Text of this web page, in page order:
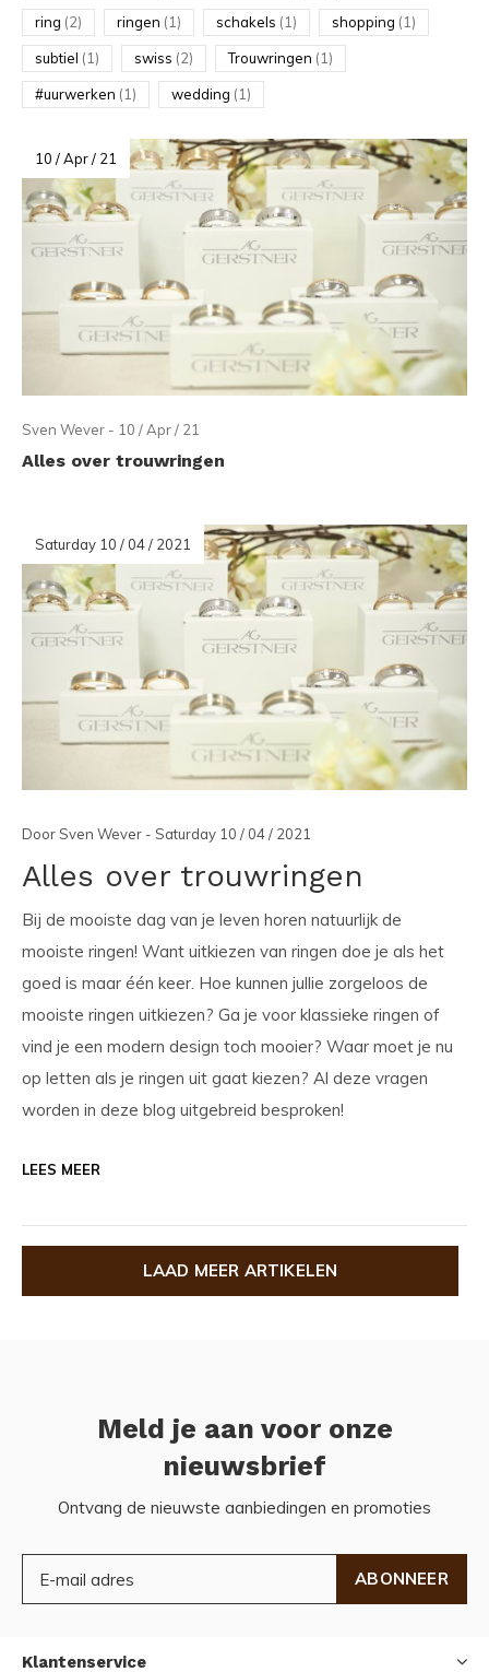
ring (2) ringen (1) schakels (1) shopping (1)
subtiel (1) swiss (2) Trouwringen (1)
#uurwerken (1) wedding (1)
10 / Apr / 21
Sven Wever - 10 / Apr / 21
Alles over trouwringen
Saturday 10 / 04 / 2021
Door Sven Wever - Saturday 10 / 04 / 2021
Alles over trouwringen
Bij de mooiste dag van je leven horen natuurlijk de
mooiste ringen! Want uitkiezen van ringen doe je als het
goed is maar één keer. Hoe kunnen jullie zorgeloos de
mooiste ringen uitkiezen? Ga je voor klassieke ringen of
vind je een modern design toch mooier? Waar moet je nu
op letten als je ringen uit gaat kiezen? Al deze vragen
worden in deze blog uitgebreid besproken!
LEES MEER
LAAD MEER ARTIKELEN
Meld je aan voor onze
nieuwsbrief
Ontvang de nieuwste aanbiedingen en promoties
ABONNEER
Klantenservice